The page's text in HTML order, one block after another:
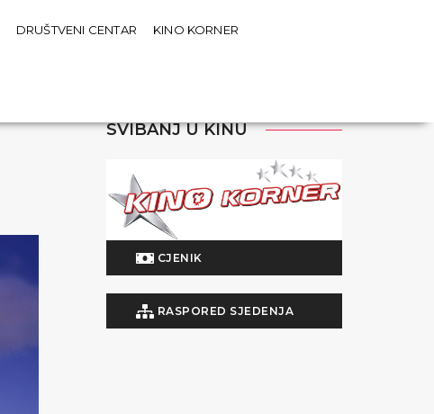
DRUŠTVENI CENTAR KINO KORNER
SVIBANJ U KINU
CJENIK
RASPORED SJEDENJA